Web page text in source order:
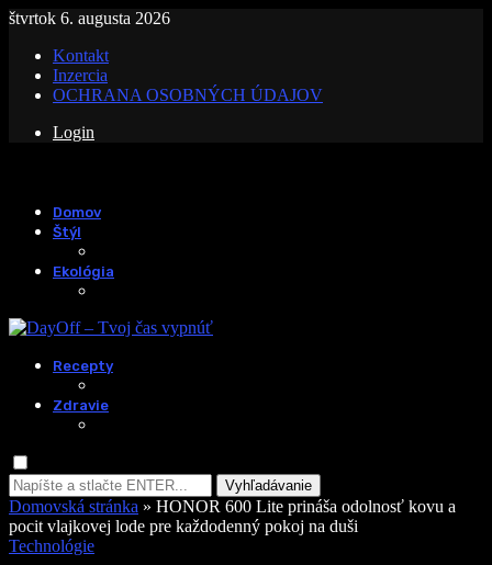
štvrtok 6. augusta 2026
Kontakt
Inzercia
OCHRANA OSOBNÝCH ÚDAJOV
Login
Domov
Štýl
Ekológia
Recepty
Zdravie
Vyhľadávanie
Domovská stránka » HONOR 600 Lite prináša odolnosť kovu a
pocit vlajkovej lode pre každodenný pokoj na duši
Technológie